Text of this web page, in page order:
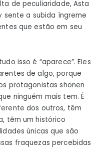
de peculiaridade, Asta
a subida íngreme
que estão em seu
isso é “aparece”. Eles
de algo, porque
protagonistas shonen
ninguém mais tem. É
dos outros, têm
têm um histórico
únicas que são
fraquezas percebidas